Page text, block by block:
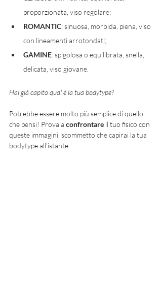
proporzionata, viso regolare;
ROMANTIC: sinuosa, morbida, piena, viso
con lineamenti arrotondati;
GAMINE: spigolosa o equilibrata, snella,
delicata, viso giovane.
Hai già capito qual è la tua bodytype?
Potrebbe essere molto più semplice di quello
che pensi! Prova a confrontare il tuo fisico con
queste immagini, scommetto che capirai la tua
bodytype all'istante: